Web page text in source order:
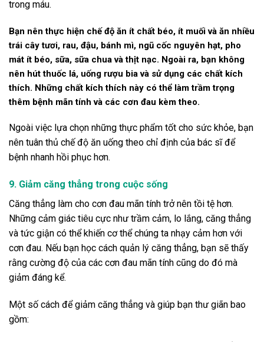
trong máu.
Bạn nên thực hiện chế độ ăn ít chất béo, ít muối và ăn nhiều
trái cây tươi, rau, đậu, bánh mì, ngũ cốc nguyên hạt, pho
mát ít béo, sữa, sữa chua và thịt nạc. Ngoài ra, bạn không
nên hút thuốc lá, uống rượu bia và sử dụng các chất kích
thích. Những chất kích thích này có thể làm trầm trọng
thêm bệnh mãn tính và các cơn đau kèm theo.
Ngoài việc lựa chọn những thực phẩm tốt cho sức khỏe, bạn
nên tuân thủ chế độ ăn uống theo chỉ định của bác sĩ để
bệnh nhanh hồi phục hơn.
9. Giảm căng thẳng trong cuộc sống
Căng thẳng làm cho cơn đau mãn tính trở nên tồi tệ hơn.
Những cảm giác tiêu cực như trầm cảm, lo lắng, căng thẳng
và tức giận có thể khiến cơ thể chúng ta nhạy cảm hơn với
cơn đau. Nếu bạn học cách quản lý căng thẳng, bạn sẽ thấy
rằng cường độ của các cơn đau mãn tính cũng do đó mà
giảm đáng kể.
Một số cách để giảm căng thẳng và giúp bạn thư giãn bao
gồm: